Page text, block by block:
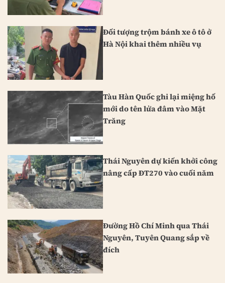
Đối tượng trộm bánh xe ô tô ở
Hà Nội khai thêm nhiều vụ
Tàu Hàn Quốc ghi lại miệng hố
mới do tên lửa đâm vào Mặt
Trăng
Thái Nguyên dự kiến khởi công
nâng cấp ĐT270 vào cuối năm
Đường Hồ Chí Minh qua Thái
Nguyên, Tuyên Quang sắp về
đích